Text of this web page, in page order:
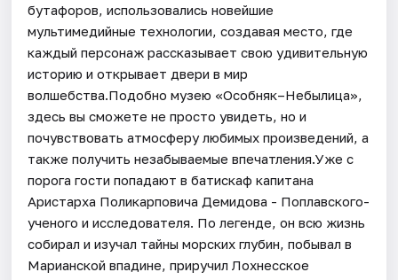
бутафоров, использовались новейшие
мультимедийные технологии, создавая место, где
каждый персонаж рассказывает свою удивительную
историю и открывает двери в мир
волшебства.Подобно музею «Особняк–Небылица»,
здесь вы сможете не просто увидеть, но и
почувствовать атмосферу любимых произведений, а
также получить незабываемые впечатления.Уже с
порога гости попадают в батискаф капитана
Аристарха Поликарповича Демидова - Поплавского-
ученого и исследователя. По легенде, он всю жизнь
собирал и изучал тайны морских глубин, побывал в
Марианской впадине, приручил Лохнесское